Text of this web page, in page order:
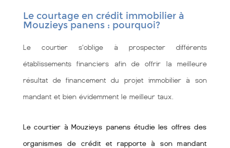
Le courtage en crédit immobilier à
Mouzieys panens : pourquoi?
Le courtier s'oblige à prospecter différents
établissements financiers afin de offrir la meilleure
résultat de financement du projet immobilier à son
mandant et bien évidemment le meilleur taux.
Le courtier à Mouzieys panens étudie les offres des
organismes de crédit et rapporte à son mandant